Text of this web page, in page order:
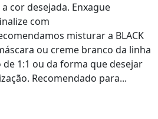
cor desejada. Enxague
com
misturar a BLACK
ou creme branco da linha
de 1:1 ou da forma que desejar
Recomendado para...